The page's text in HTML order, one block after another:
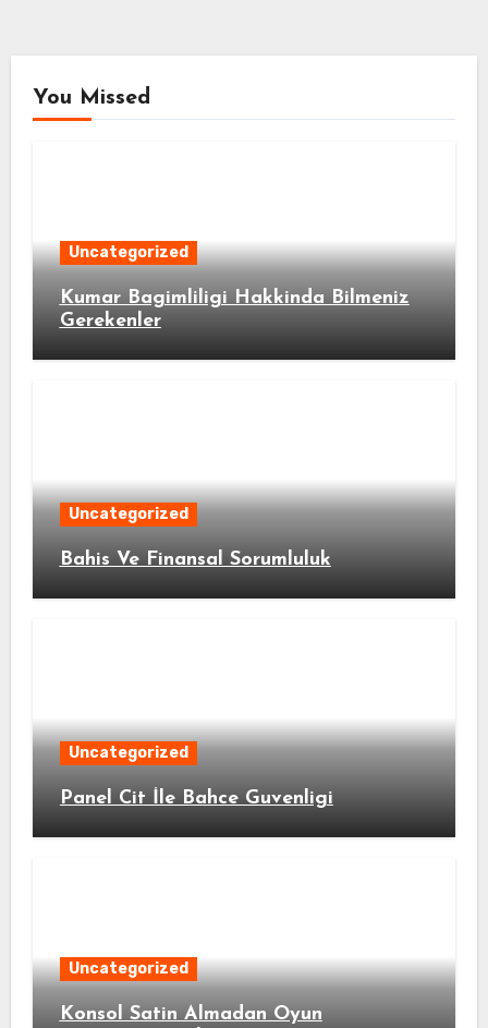
You Missed
Uncategorized
Kumar Bagimliligi Hakkinda Bilmeniz
Gerekenler
Uncategorized
Bahis Ve Finansal Sorumluluk
Uncategorized
Panel Cit İle Bahce Guvenligi
Uncategorized
Konsol Satin Almadan Oyun